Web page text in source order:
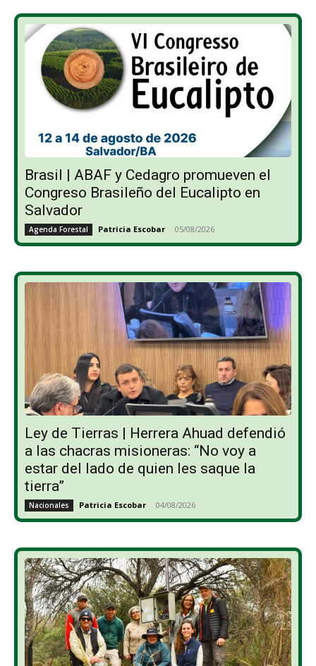
Brasil | ABAF y Cedagro promueven el
Congreso Brasileño del Eucalipto en
Salvador
Agenda Forestal Patricia Escobar - 05/08/2026
Ley de Tierras | Herrera Ahuad defendió
a las chacras misioneras: “No voy a
estar del lado de quien les saque la
tierra”
Nacionales Patricia Escobar - 04/08/2026